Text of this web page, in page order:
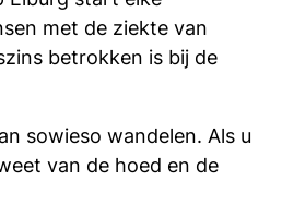
met de ziekte van
betrokken is bij de
sowieso wandelen. Als u
van de hoed en de